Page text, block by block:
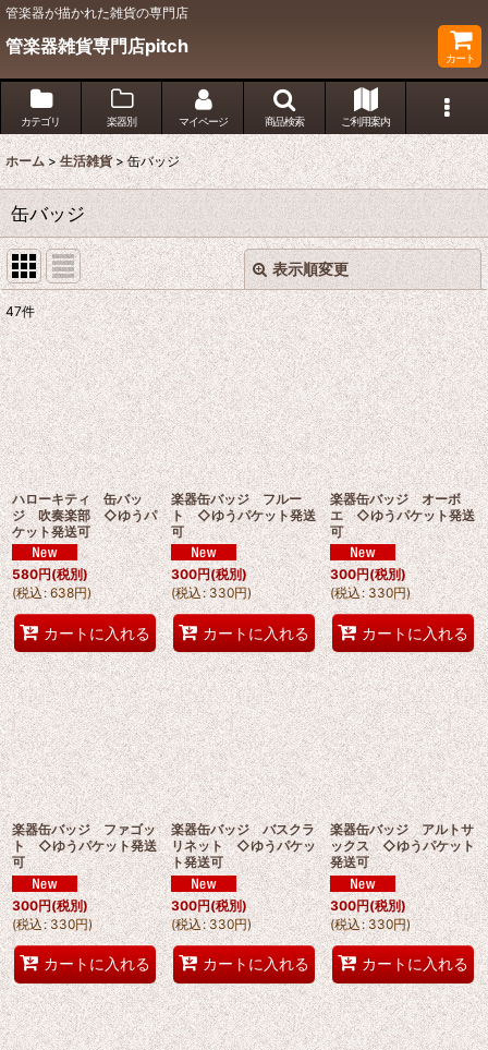
管楽器が描かれた雑貨の専門店
管楽器雑貨専門店pitch
カート
カテゴリ 楽器別 マイページ 商品検索 ご利用案内
ホーム > 生活雑貨 > 缶バッジ
缶バッジ
表示順変更
表示数:
並び順:
絞り込む
閉じる
47件
ハローキティ 缶バッ
ジ 吹奏楽部 ◇ゆうパ
ケット発送可
580円(税別)
(税込: 638円)
カートに入れる
楽器缶バッジ フルー
ト ◇ゆうパケット発送
可
300円(税別)
(税込: 330円)
カートに入れる
楽器缶バッジ オーボ
エ ◇ゆうパケット発送
可
300円(税別)
(税込: 330円)
カートに入れる
楽器缶バッジ ファゴッ
ト ◇ゆうパケット発送
可
300円(税別)
(税込: 330円)
カートに入れる
楽器缶バッジ バスクラ
リネット ◇ゆうパケッ
ト発送可
300円(税別)
(税込: 330円)
カートに入れる
楽器缶バッジ アルトサ
ックス ◇ゆうパケット
発送可
300円(税別)
(税込: 330円)
カートに入れる